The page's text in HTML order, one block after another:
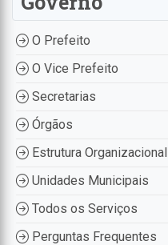
O Prefeito
O Vice Prefeito
Secretarias
Órgãos
Estrutura Organizacional
Unidades Municipais
Todos os Serviços
Perguntas Frequentes